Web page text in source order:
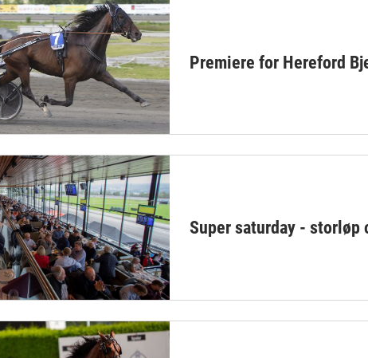
Premiere for Hereford
Super saturday - storløp